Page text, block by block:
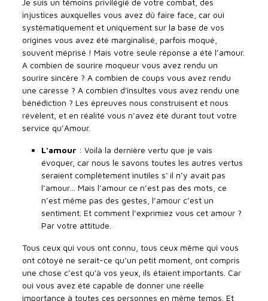
Je suis un témoins privilégié de votre combat, des
injustices auxquelles vous avez dû faire face, car oui
systématiquement et uniquement sur la base de vos
origines vous avez été marginalisé, parfois moqué,
souvent méprisé ! Mais votre seule réponse a été l’amour.
A combien de sourire moqueur vous avez rendu un
sourire sincère ? A combien de coups vous avez rendu
une caresse ? A combien d'insultes vous avez rendu une
bénédiction ? Les épreuves nous construisent et nous
révèlent, et en réalité vous n’avez été durant tout votre
service qu’Amour.
L’amour : Voilà la dernière vertu que je vais
évoquer, car nous le savons toutes les autres vertus
seraient complètement inutiles s' il n’y avait pas
l’amour… Mais l’amour ce n’est pas des mots, ce
n’est même pas des gestes, l’amour c’est un
sentiment. Et comment l’exprimiez vous cet amour ?
Par votre attitude.
Tous ceux qui vous ont connu, tous ceux même qui vous
ont côtoyé ne serait-ce qu’un petit moment, ont compris
une chose c’est qu'à vos yeux, ils étaient importants. Car
oui vous avez été capable de donner une réelle
importance à toutes ces personnes en même temps. Et